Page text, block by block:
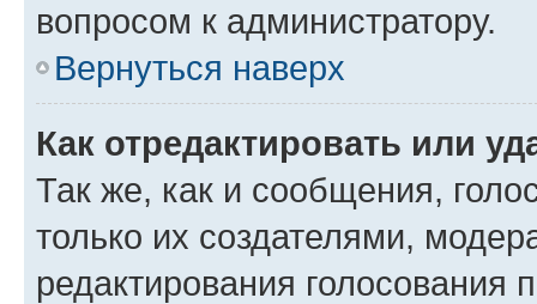
вопросом к администратору.
Вернуться наверх
Как отредактировать или
Так же, как и сообщения,
только их создателями,
редактирования голосования